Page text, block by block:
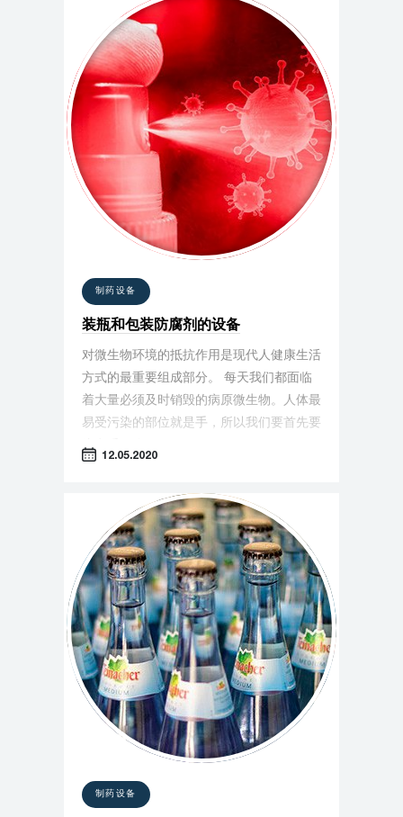
制药设备
装瓶和包装防腐剂的设备
对微生物环境的抵抗作用是现代人健康生活
方式的最重要组成部分。 每天我们都面临
着大量必须及时销毁的病原微生物。人体最
易受污染的部位就是手，所以我们要首先要
注意手干净。
12.05.2020
制药设备